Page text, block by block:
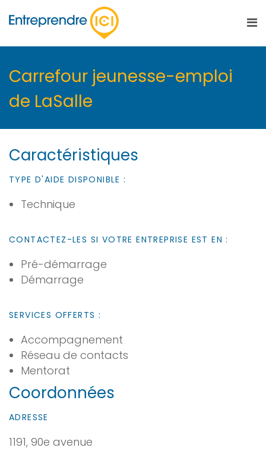
Carrefour jeunesse-emploi
de LaSalle
Caractéristiques
TYPE D'AIDE DISPONIBLE :
Technique
CONTACTEZ-LES SI VOTRE ENTREPRISE EST EN :
Pré-démarrage
Démarrage
SERVICES OFFERTS :
Accompagnement
Réseau de contacts
Mentorat
Coordonnées
ADRESSE
1191, 90e avenue